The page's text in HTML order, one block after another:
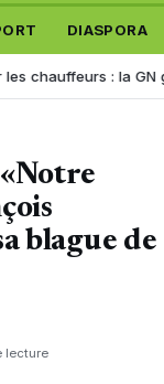
DIASPORA
: la GN
blague de
lecture